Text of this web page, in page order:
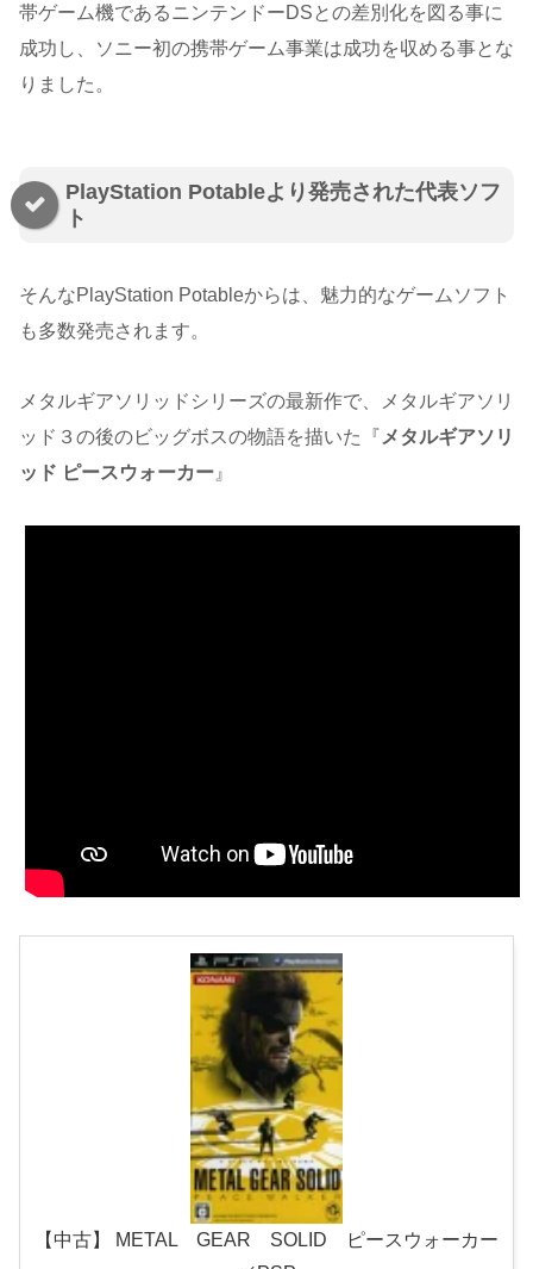
帯ゲーム機であるニンテンドーDSとの差別化を図る事に
成功し、ソニー初の携帯ゲーム事業は成功を収める事とな
りました。
PlayStation Potableより発売された代表ソフ
ト
そんなPlayStation Potableからは、魅力的なゲームソフト
も多数発売されます。
メタルギアソリッドシリーズの最新作で、メタルギアソリ
ッド３の後のビッグボスの物語を描いた『 メタルギアソリ
ッド ピースウォーカー 』
【中古】 METAL GEAR SOLID ピースウォーカー